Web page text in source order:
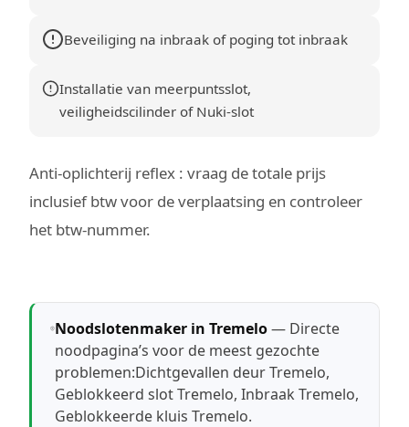
Beveiliging na inbraak of poging tot inbraak
Installatie van meerpuntsslot,
veiligheidscilinder of Nuki-slot
Anti-oplichterij reflex : vraag de totale prijs
inclusief btw voor de verplaatsing en controleer
het btw-nummer.
Noodslotenmaker in Tremelo— Directe
noodpagina’s voor de meest gezochte
problemen:Dichtgevallen deur Tremelo,
Geblokkeerd slot Tremelo,Inbraak Tremelo,
Geblokkeerde kluis Tremelo.